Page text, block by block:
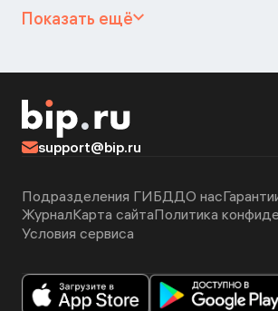
Показать ещё
support@bip.ru
Подразделения ГИБДДО нас
ЖурналКарта сайтаПолитика
Условия сервиса